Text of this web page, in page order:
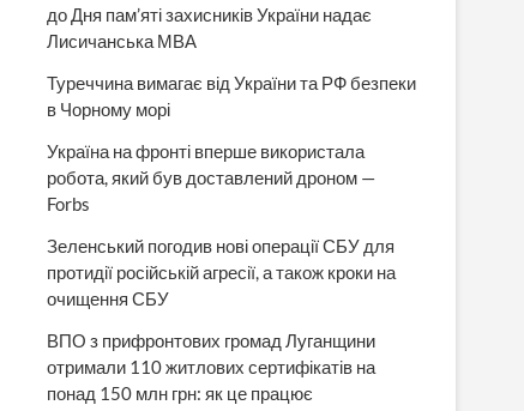
до Дня пам’яті захисників України надає
Лисичанська МВА
Туреччина вимагає від України та РФ безпеки
в Чорному морі
Україна на фронті вперше використала
робота, який був доставлений дроном —
Forbs
Зеленський погодив нові операції СБУ для
протидії російській агресії, а також кроки на
очищення СБУ
ВПО з прифронтових громад Луганщини
отримали 110 житлових сертифікатів на
понад 150 млн грн: як це працює